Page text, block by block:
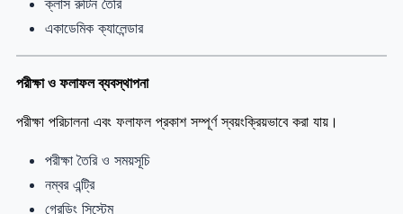
ক্লাস রুটিন তৈরি
একাডেমিক ক্যালেন্ডার
পরীক্ষা ও ফলাফল ব্যবস্থাপনা
পরীক্ষা পরিচালনা এবং ফলাফল প্রকাশ সম্পূর্ণ স্বয়ংক্রিয়ভাবে করা যায়।
পরীক্ষা তৈরি ও সময়সূচি
নম্বর এন্ট্রি
গ্রেডিং সিস্টেম